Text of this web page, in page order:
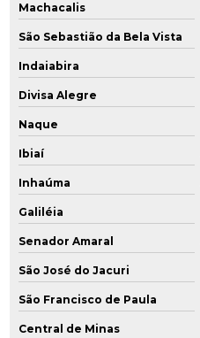
Machacalis
São Sebastião da Bela Vista
Indaiabira
Divisa Alegre
Naque
Ibiaí
Inhaúma
Galiléia
Senador Amaral
São José do Jacuri
São Francisco de Paula
Central de Minas